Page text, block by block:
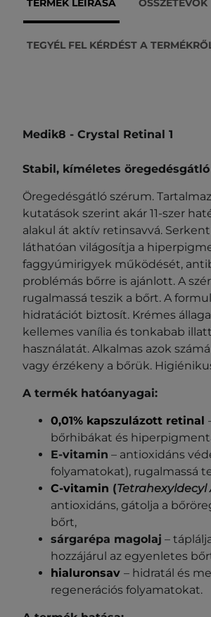
TERMÉK LEÍRÁSA ÖSSZETEVŐK
TEGYÉL FEL KÉRDÉST A
Medik8 - Crystal Retinal 1
Stabil, kíméletes
Öregedésgátló szérum. Tartalmaz
kutatások szerint akár 11-szer
alakul át aktív retinsavvá.
láthatóan világosítja a
faggyúmirigyek működését,
problémás bőrre is ajánlott. A
rugalmassá teszik a bőrt. A
hidratációt biztosít. Krémes
kellemes vanília és tonkabab
használatát. Alkalmas azok
vagy érzékeny a bőrük.
A termék hatóanyagai:
0,01% kapszulázott retinal
bőrhibákat és
E-vitamin – antioxidáns
folyamatokat), rugalmassá
C-vitamin (Tetrahexyldecyl
antioxidáns, gátolja a
bőrt,
sárgarépa magolaj –
hozzájárul az egyenletes
hialuronsav – hidratál és
regenerációs folyamatokat.